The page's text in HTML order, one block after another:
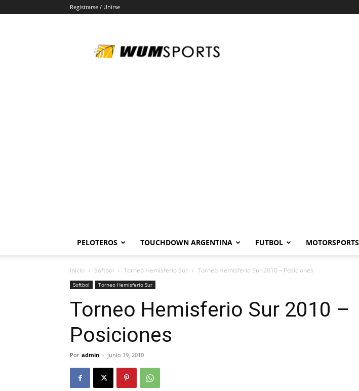
Registrarse / Unirse
PELOTEROS TOUCHDOWN ARGENTINA FUTBOL MOTORSPORTS
Inicio Softbol Torneo Hemisferio Sur Torneo Hemisferio Sur 2010 – Posiciones
Softbol Torneo Hemisferio Sur
Torneo Hemisferio Sur 2010 –
Posiciones
Por admin - junio 19, 2010